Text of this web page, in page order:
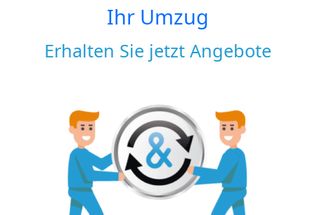
Ihr Umzug
Erhalten Sie jetzt Angebote